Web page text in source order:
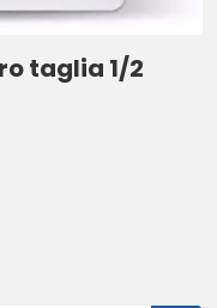
taglia 1/2